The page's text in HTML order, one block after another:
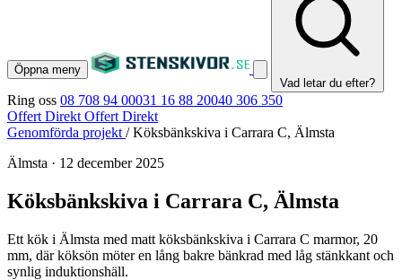
Öppna meny
Vad letar du efter?
Ring oss 08 708 94 00031 16 88 20040 306 350
Offert Direkt Offert Direkt
Genomförda projekt / Köksbänkskiva i Carrara C, Älmsta
Älmsta · 12 december 2025
Köksbänkskiva i Carrara C, Älmsta
Ett kök i Älmsta med matt köksbänkskiva i Carrara C marmor, 20
mm, där köksön möter en lång bakre bänkrad med låg stänkkant och
synlig induktionshäll.